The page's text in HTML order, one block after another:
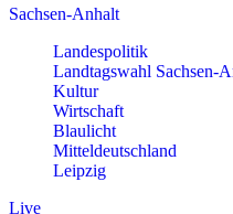
Sachsen-Anhalt
Landespolitik
Landtagswahl Sachsen-
Kultur
Wirtschaft
Blaulicht
Mitteldeutschland
Leipzig
Live